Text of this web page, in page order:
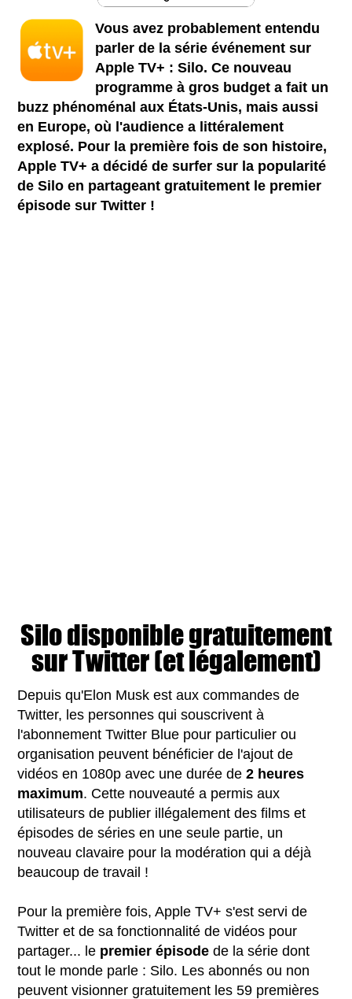
Vous avez probablement entendu
parler de la série événement sur
Apple TV+ : Silo. Ce nouveau
programme à gros budget a fait un
buzz phénoménal aux États-Unis, mais aussi
en Europe, où l'audience a littéralement
explosé. Pour la première fois de son histoire,
Apple TV+ a décidé de surfer sur la popularité
de Silo en partageant gratuitement le premier
épisode sur Twitter !
Silo disponible gratuitement
sur Twitter (et légalement)
Depuis qu'Elon Musk est aux commandes de
Twitter, les personnes qui souscrivent à
l'abonnement Twitter Blue pour particulier ou
organisation peuvent bénéficier de l'ajout de
vidéos en 1080p avec une durée de 2 heures
maximum. Cette nouveauté a permis aux
utilisateurs de publier illégalement des films et
épisodes de séries en une seule partie, un
nouveau clavaire pour la modération qui a déjà
beaucoup de travail !
Pour la première fois, Apple TV+ s'est servi de
Twitter et de sa fonctionnalité de vidéos pour
partager... le premier épisodede la série dont
tout le monde parle : Silo. Les abonnés ou non
peuvent visionner gratuitement les 59 premières